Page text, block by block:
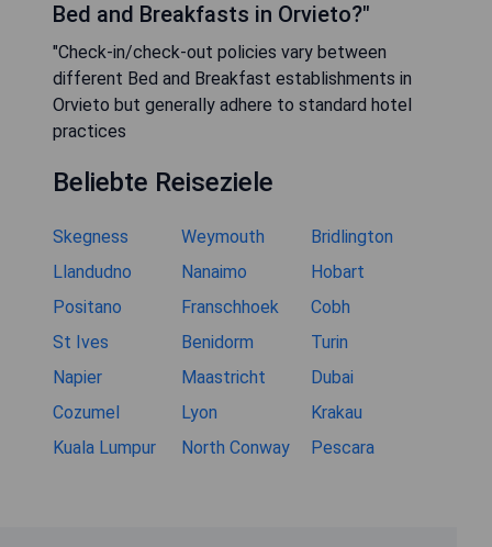
Bed and Breakfasts in Orvieto?"
"Check-in/check-out policies vary between
different Bed and Breakfast establishments in
Orvieto but generally adhere to standard hotel
practices
Beliebte Reiseziele
Skegness Weymouth
Bridlington
Llandudno
Nanaimo
Hobart
Positano
Franschhoek
Cobh
St Ives
Benidorm
Turin
Napier
Maastricht
Dubai
Cozumel
Lyon
Krakau
Kuala Lumpur
North Conway Pescara